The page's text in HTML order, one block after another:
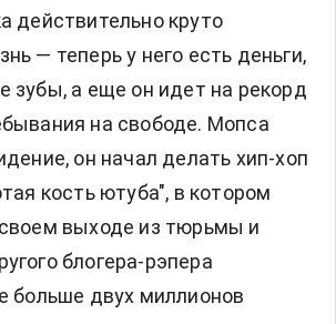
действительно круто
— теперь у него есть деньги,
зубы, а еще он идет на рекорд
на свободе. Мопса
он начал делать хип-хоп
кость ютуба", в котором
выходе из тюрьмы и
блогера-рэпера
больше двух миллионов